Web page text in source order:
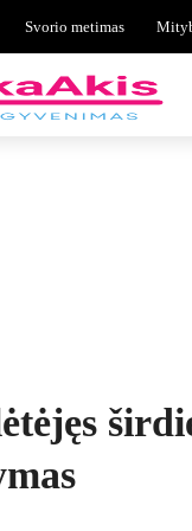
Svorio metimas